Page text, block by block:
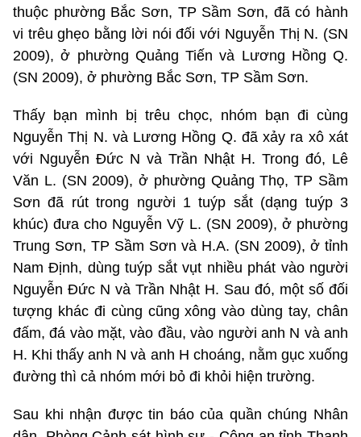
thuộc phường Bắc Sơn, TP Sầm Sơn, đã có hành
vi trêu ghẹo bằng lời nói đối với Nguyễn Thị N. (SN
2009), ở phường Quảng Tiến và Lương Hồng Q.
(SN 2009), ở phường Bắc Sơn, TP Sầm Sơn.
Thấy bạn mình bị trêu chọc, nhóm bạn đi cùng
Nguyễn Thị N. và Lương Hồng Q. đã xảy ra xô xát
với Nguyễn Đức N và Trần Nhật H. Trong đó, Lê
Văn L. (SN 2009), ở phường Quảng Thọ, TP Sầm
Sơn đã rút trong người 1 tuýp sắt (dạng tuýp 3
khúc) đưa cho Nguyễn Vỹ L. (SN 2009), ở phường
Trung Sơn, TP Sầm Sơn và H.A. (SN 2009), ở tỉnh
Nam Định, dùng tuýp sắt vụt nhiều phát vào người
Nguyễn Đức N và Trần Nhật H. Sau đó, một số đối
tượng khác đi cùng cũng xông vào dùng tay, chân
đấm, đá vào mặt, vào đầu, vào người anh N và anh
H. Khi thấy anh N và anh H choáng, nằm gục xuống
đường thì cả nhóm mới bỏ đi khỏi hiện trường.
Sau khi nhận được tin báo của quần chúng Nhân